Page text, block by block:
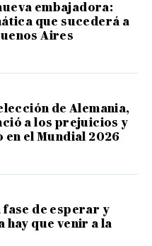
embajadora:
que sucederá a
Aires
de Alemania,
a los prejuicios y
en el Mundial 2026
de esperar y
hay que venir a la